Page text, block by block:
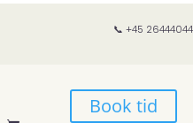
📞 +45 26444044
Book tid